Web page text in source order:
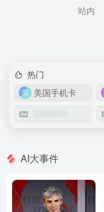
站内
热门
美国手机卡
AI大事件